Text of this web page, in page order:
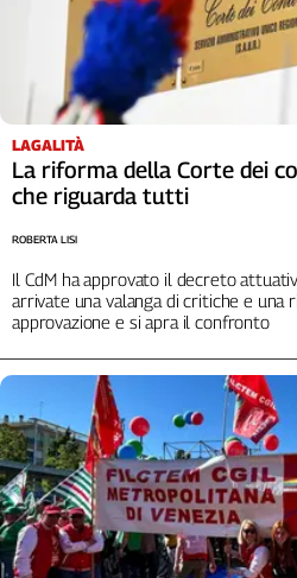
LAGALITÀ
La riforma della Corte dei
che riguarda tutti
Il CdM ha approvato il decreto
arrivate una valanga di critiche e una
approvazione e si apra il confronto
ROBERTA LISI